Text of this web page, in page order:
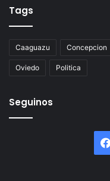
Tags
Caaguazu Concepcion
Oviedo Politica
Seguinos